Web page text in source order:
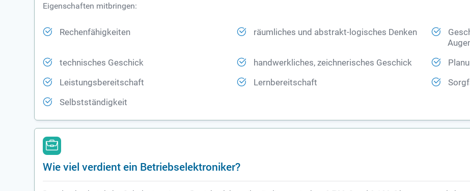
Eigenschaften mitbringen:
Rechenfähigkeiten räumliches und abstrakt-logisches Denken
technisches Geschick handwerkliches, zeichnerisches Geschick
Leistungsbereitschaft Lernbereitschaft
Selbstständigkeit
Wie viel verdient ein Betriebselektroniker?